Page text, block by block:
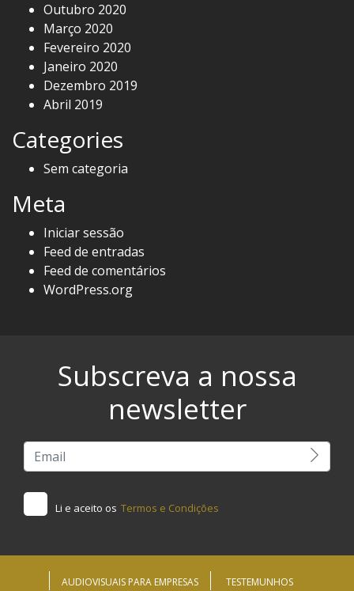
Outubro 2020
Março 2020
Fevereiro 2020
Janeiro 2020
Dezembro 2019
Abril 2019
Categories
Sem categoria
Meta
Iniciar sessão
Feed de entradas
Feed de comentários
WordPress.org
Subscreva a nossa
newsletter
Li e aceito os Termos e Condições
AUDIOVISUAIS PARA EMPRESAS TESTEMUNHOS